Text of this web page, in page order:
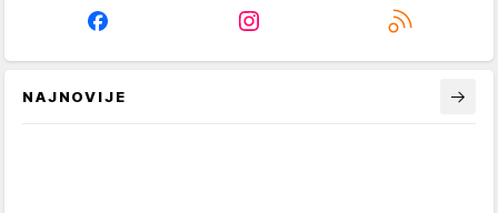
NAJNOVIJE